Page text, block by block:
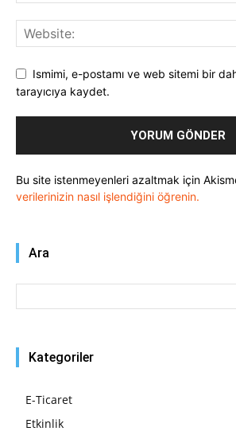
Ismimi, e-postamı ve web sitemi bir
tarayıcıya kaydet.
Bu site istenmeyenleri azaltmak için
verilerinizin nasıl işlendiğini öğrenin.
Ara
Kategoriler
E-Ticaret
Etkinlik